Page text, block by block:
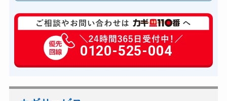
玄関カギ修理 6,600円～(税込)
玄関カギ作成 14,300円～(税込)
玄関カギ交換 14,300円～(税込)
バイクカギ開け
0120-525-004